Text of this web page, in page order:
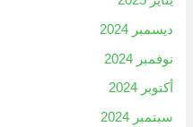
ديسمبر 2024
نوفمبر 2024
أكتوبر 2024
سبتمبر 2024